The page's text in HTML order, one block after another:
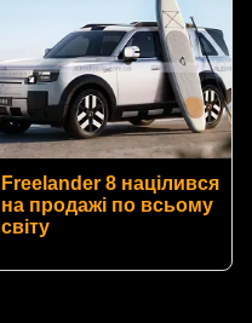
Freelander 8 націлився
на продажі по всьому
світу